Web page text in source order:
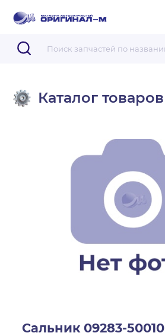
Каталог товаров
Сальник 09283-50010